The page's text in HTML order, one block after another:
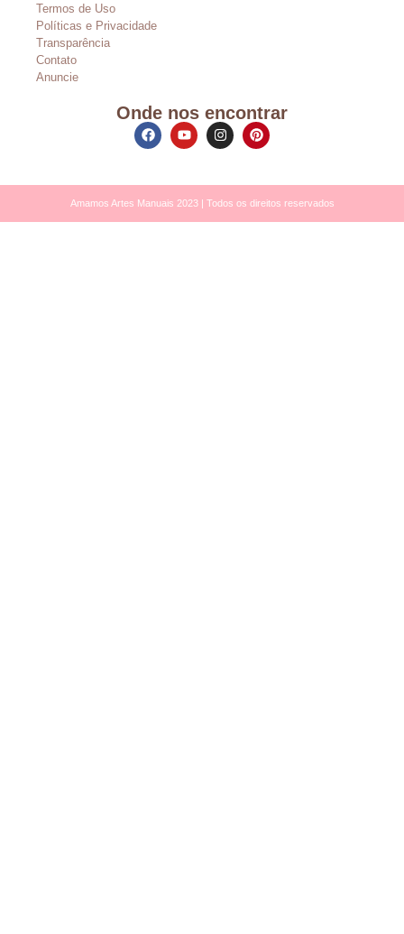
Termos de Uso
Políticas e Privacidade
Transparência
Contato
Anuncie
Onde nos encontrar
Amamos Artes Manuais 2023 | Todos os direitos reservados